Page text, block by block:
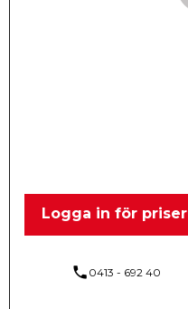
Logga in för priser
phone 0413 - 692 40